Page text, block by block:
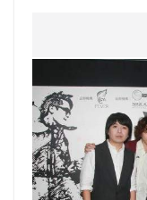
e
b
o
o
k
W
ei
b
o